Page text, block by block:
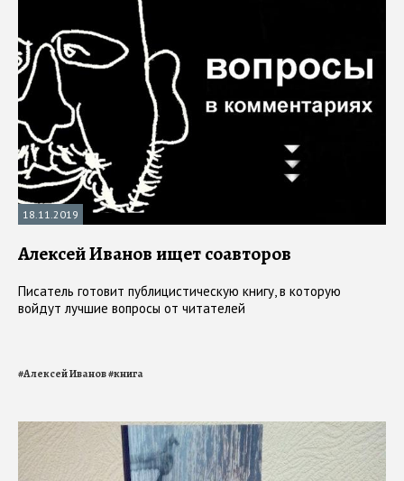
18.11.2019
Алексей Иванов ищет соавторов
Писатель готовит публицистическую книгу, в которую
войдут лучшие вопросы от читателей
#Алексей Иванов#книга